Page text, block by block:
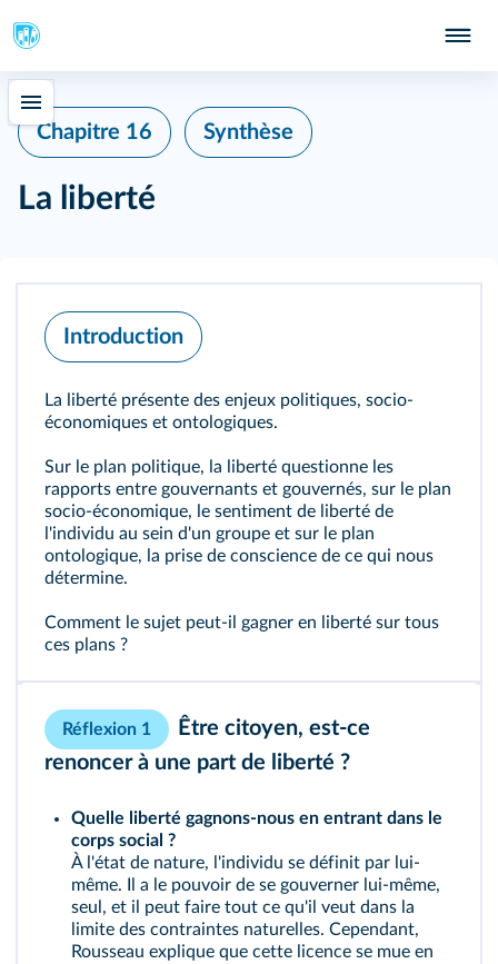
Chapitre 16 Synthèse
La liberté
Introduction
La liberté présente des enjeux politiques, socio-
économiques et ontologiques.
Sur le plan politique, la liberté questionne les
rapports entre gouvernants et gouvernés, sur le plan
socio-économique, le sentiment de liberté de
l'individu au sein d'un groupe et sur le plan
ontologique, la prise de conscience de ce qui nous
détermine.
Comment le sujet peut-il gagner en liberté sur tous
ces plans ?
Réflexion 1
Être citoyen, est-ce
renoncer à une part de liberté ?
Quelle liberté gagnons-nous en entrant dans le
corps social ?
À l'état de nature, l'individu se définit par lui-
même. Il a le pouvoir de se gouverner lui-même,
seul, et il peut faire tout ce qu'il veut dans la
limite des contraintes naturelles. Cependant,
Rousseau explique que cette licence se mue en